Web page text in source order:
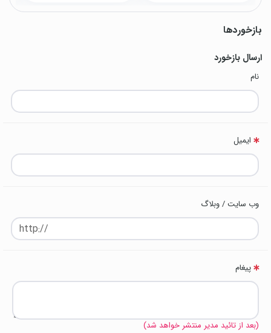
بازخوردها
ارسال بازخورد
نام
ایمیل
وب سایت / وبلاگ
پیغام
(بعد از تائید مدیر منتشر خواهد شد)